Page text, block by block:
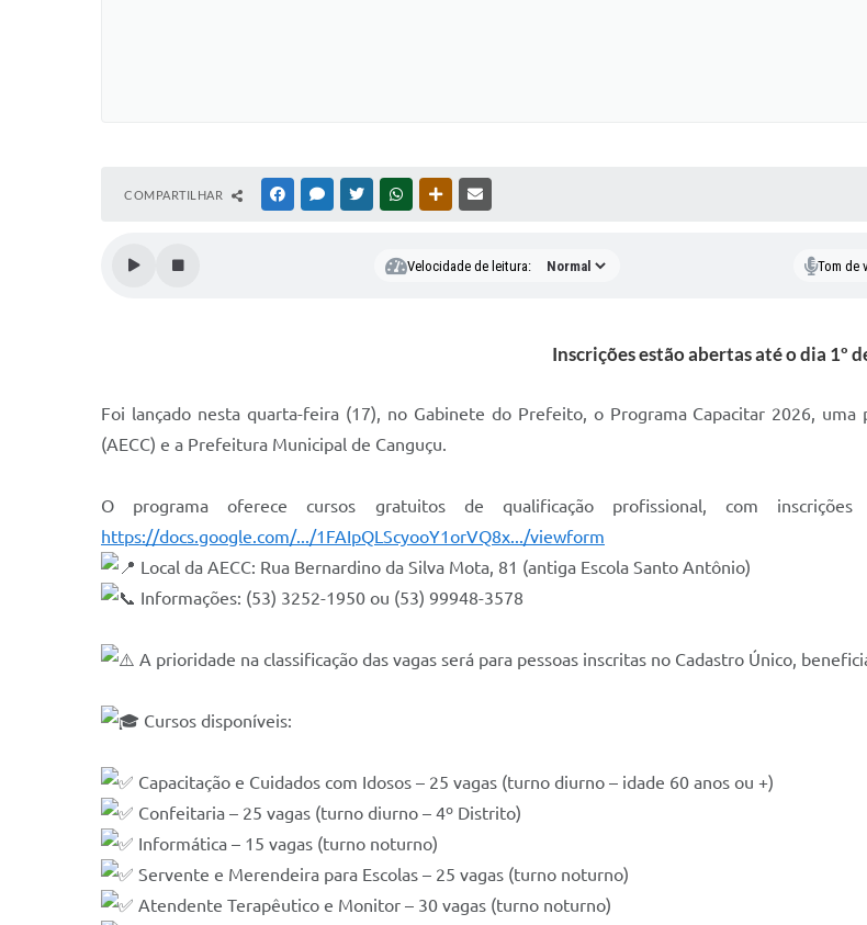
COMPARTILHAR FACEBOOKMESSENGER
TWITTERWHATSAPPOUTRAS MÍDIAS
Velocidade de leitura: Tom de
Inscrições estão abertas até o dia 1º
Foi lançado nesta quarta-feira (17), no Gabinete do Prefeito, o Programa Capacitar 2026, uma
(AECC) e a Prefeitura Municipal de Canguçu.
O programa oferece cursos gratuitos de qualificação profissional, com
https://docs.google.com/.../1FAIpQLScyooY1orVQ8x.../viewform
Local da AECC: Rua Bernardino da Silva Mota, 81 (antiga Escola Santo Antônio)
Informações: (53) 3252-1950 ou (53) 99948-3578
A prioridade na classificação das vagas será para pessoas inscritas no Cadastro Único,
Cursos disponíveis:
Capacitação e Cuidados com Idosos – 25 vagas (turno diurno – idade 60 anos ou +)
Confeitaria – 25 vagas (turno diurno – 4º Distrito)
Informática – 15 vagas (turno noturno)
Servente e Merendeira para Escolas – 25 vagas (turno noturno)
Atendente Terapêutico e Monitor – 30 vagas (turno noturno)